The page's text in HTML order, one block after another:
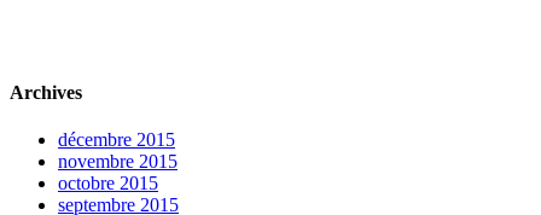
Archives
décembre 2015
novembre 2015
octobre 2015
septembre 2015